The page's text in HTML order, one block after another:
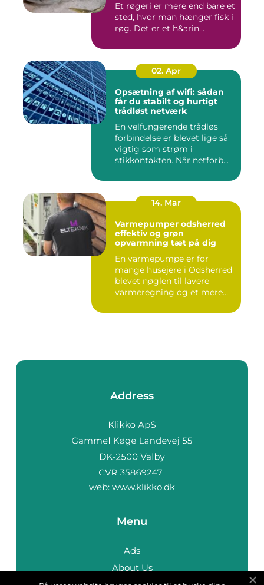
Et røgeri er mere end bare et
sted, hvor man hænger fisk i
røg. Det er et h&arin...
02. Apr
Opsætning af wifi: sådan
får du stabilt og hurtigt
trådløst netværk
En velfungerende trådløs
forbindelse er blevet lige så
vigtig som strøm i
stikkontakten. Når netforb...
14. Mar
Varmepumper odsherred
effektiv og grøn
opvarmning tæt på dig
En varmepumpe er for
mange husejere i Odsherred
blevet nøglen til lavere
varmeregning og et mere
Address
web: www.klikko.dk
Menu
Ads
About Us